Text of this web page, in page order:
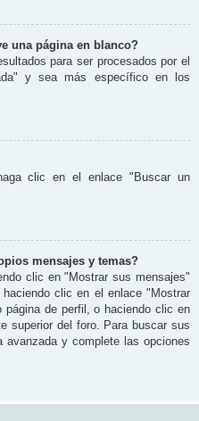
una página en blanco?
para ser procesados por el
y sea más específico en los
clic en el enlace "Buscar un
mensajes y temas?
clic en "Mostrar sus mensajes"
clic en el enlace "Mostrar
de perfil, o haciendo clic en
superior del foro. Para buscar sus
y complete las opciones